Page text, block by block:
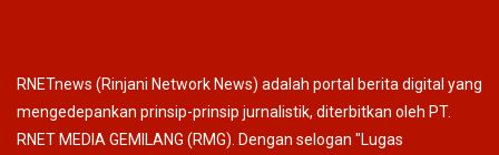
RNETnews (Rinjani Network News) adalah portal berita digital yang
mengedepankan prinsip-prinsip jurnalistik, diterbitkan oleh PT.
RNET MEDIA GEMILANG (RMG). Dengan selogan "Lugas